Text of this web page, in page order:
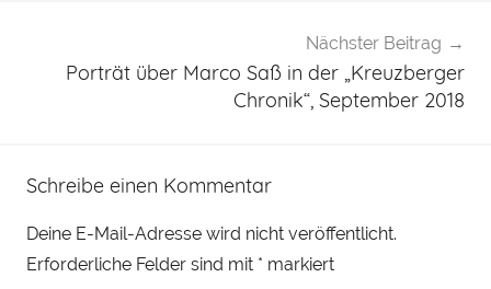
Nächster Beitrag
Porträt über Marco Saß in der „Kreuzberger
Chronik“, September 2018
Schreibe einen Kommentar
Deine E-Mail-Adresse wird nicht veröffentlicht.
Erforderliche Felder sind mit * markiert